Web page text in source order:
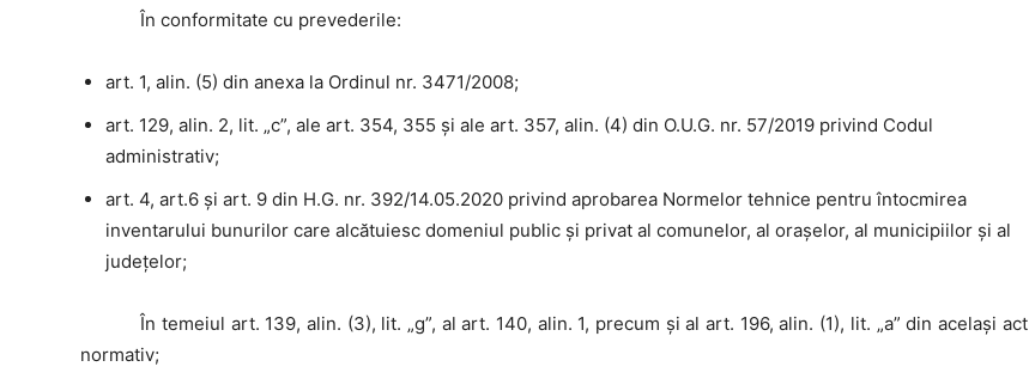
În conformitate cu prevederile:
art. 1, alin. (5) din anexa la Ordinul nr. 3471/2008;
art. 129, alin. 2, lit. „c”, ale art. 354, 355 şi ale art. 357, alin. (4) din O.U.G. nr. 57/2019 privind Codul
administrativ;
art. 4, art.6 și art. 9 din H.G. nr. 392/14.05.2020 privind aprobarea Normelor tehnice pentru întocmirea
inventarului bunurilor care alcătuiesc domeniul public și privat al comunelor, al orașelor, al municipiilor și al
județelor;
În temeiul art. 139, alin. (3), lit. „g”, al art. 140, alin. 1, precum şi al art. 196, alin. (1), lit. „a” din același act
normativ;